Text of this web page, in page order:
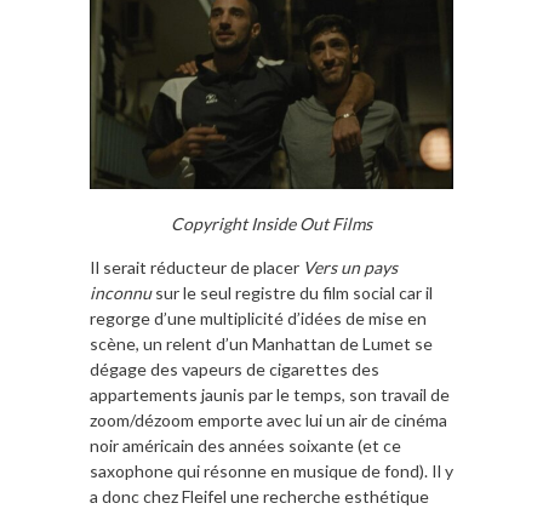
Copyright Inside Out Films
Il serait réducteur de placer Vers un pays
inconnusur le seul registre du film social car il
regorge d’une multiplicité d’idées de mise en
scène, un relent d’un Manhattan de Lumet se
dégage des vapeurs de cigarettes des
appartements jaunis par le temps, son travail de
zoom/dézoom emporte avec lui un air de cinéma
noir américain des années soixante (et ce
saxophone qui résonne en musique de fond). Il y
a donc chez Fleifel une recherche esthétique